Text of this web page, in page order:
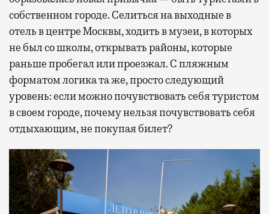
собственном городе. Селиться на выходные в
отель в центре Москвы, ходить в музеи, в которых
не был со школы, открывать районы, которые
раньше пробегал или проезжал. С пляжным
форматом логика та же, просто следующий
уровень: если можно почувствовать себя туристом
в своем городе, почему нельзя почувствовать себя
отдыхающим, не покупая билет?